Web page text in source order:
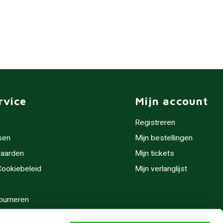
Mijn account
Registreren
Mijn bestellingen
Mijn tickets
Mijn verlanglijst